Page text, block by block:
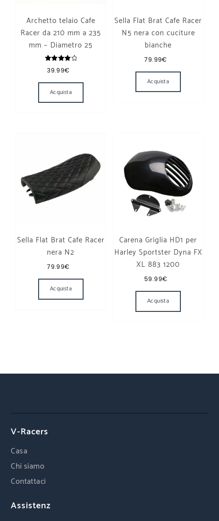
Archetto telaio Cafe
Racer da 210 mm a 235
mm – Diametro 25
4.00
39.99€
Acquista
Questo prodotto ha più varianti. Le opzioni
Sella Flat Brat Cafe Racer
N5 nera con cuciture
bianche
79.99€
Acquista
Sella Flat Brat Cafe Racer
nera N2
79.99€
Acquista
Carena Griglia HD1 per
Harley Sportster Dyna FX
XL 883 1200
59.99€
Acquista
V-Racers
Casa
Chi siamo
Contattaci
Assistenz